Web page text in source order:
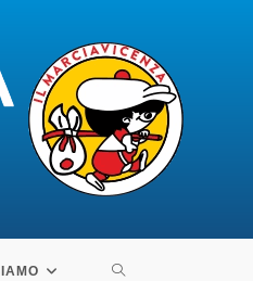
ATTIVA/DISATTIVA